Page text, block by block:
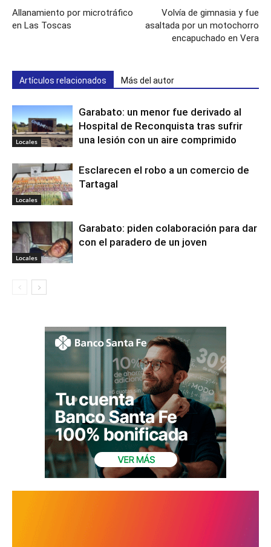
Allanamiento por microtráfico
en Las Toscas
Volvía de gimnasia y fue
asaltada por un motochorro
encapuchado en Vera
Artículos relacionados Más del autor
Locales
Garabato: un menor fue derivado al
Hospital de Reconquista tras sufrir
una lesión con un aire comprimido
Locales
Esclarecen el robo a un comercio de
Tartagal
Locales
Garabato: piden colaboración para dar
con el paradero de un joven